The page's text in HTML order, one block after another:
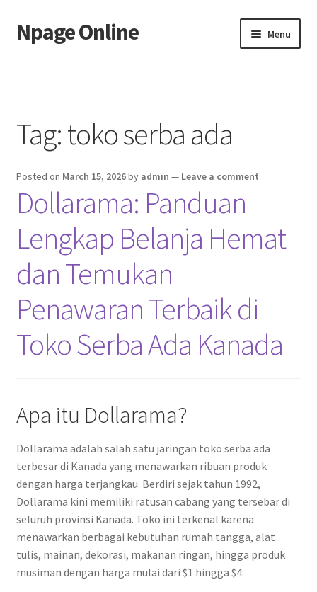
Skip
to
Skip
to
Npage Online Menu
Tag:toko serba ada
Posted on March 15, 2026by admin — Leave a comment
Dollarama: Panduan
Lengkap Belanja Hemat
dan Temukan
Penawaran Terbaik di
Toko Serba Ada Kanada
Apa itu Dollarama?
Dollarama adalah salah satu jaringan toko serba ada
terbesar di Kanada yang menawarkan ribuan produk
dengan harga terjangkau. Berdiri sejak tahun 1992,
Dollarama kini memiliki ratusan cabang yang tersebar di
seluruh provinsi Kanada. Toko ini terkenal karena
menawarkan berbagai kebutuhan rumah tangga, alat
tulis, mainan, dekorasi, makanan ringan, hingga produk
musiman dengan harga mulai dari $1 hingga $4.